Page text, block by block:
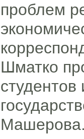
проблем
Шматко
студентов